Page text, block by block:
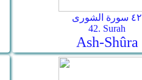
٤٢ سورة الشورى
42. Surah
Ash-Shûra